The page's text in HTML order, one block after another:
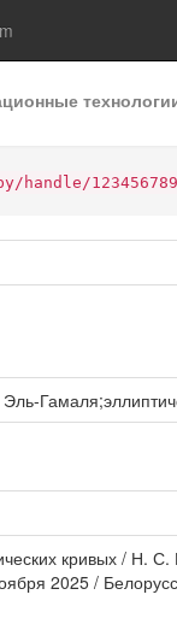
кривых / Н.
2025 /